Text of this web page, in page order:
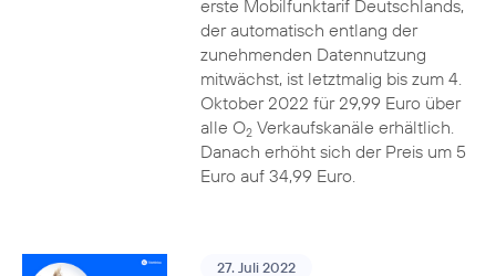
erste Mobilfunktarif Deutschlands,
der automatisch entlang der
zunehmenden Datennutzung
mitwächst, ist letztmalig bis zum 4.
Oktober 2022 für 29,99 Euro über
alle O2Verkaufskanäle erhältlich.
Danach erhöht sich der Preis um 5
Euro auf 34,99 Euro.
27. Juli 2022